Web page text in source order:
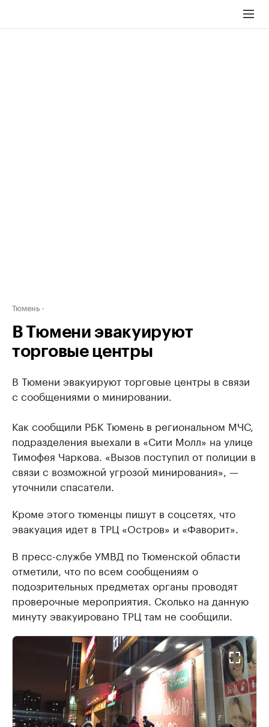
Тюмень
В Тюмени эвакуируют
торговые центры
В Тюмени эвакуируют торговые центры в связи
с сообщениями о минировании.
Как сообщили РБК Тюмень в региональном МЧС,
подразделения выехали в «Сити Молл» на улице
Тимофея Чаркова. «Вызов поступил от полиции в
связи с возможной угрозой минирования», —
уточнили спасатели.
Кроме этого тюменцы пишут в соцсетях, что
эвакуация идет в ТРЦ «Остров» и «Фаворит».
В пресс-службе УМВД по Тюменской области
отметили, что по всем сообщениям о
подозрительных предметах органы проводят
проверочные мероприятия. Сколько на данную
минуту эвакуировано ТРЦ там не сообщили.